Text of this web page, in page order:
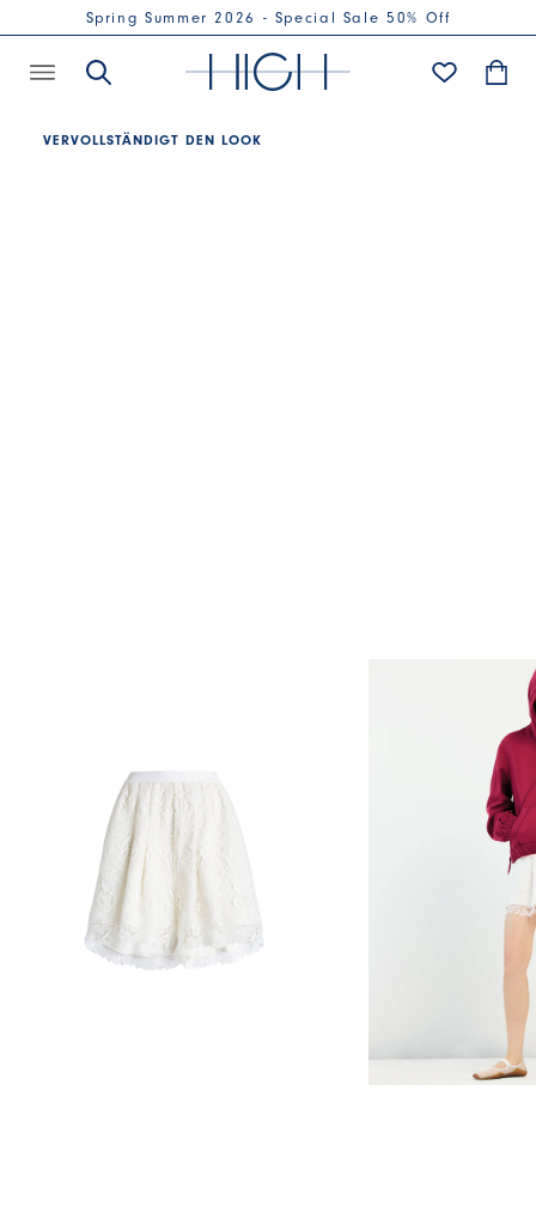
Spring Summer 2026 - Special Sale 50% Off
VERVOLLSTÄNDIGT DEN LOOK